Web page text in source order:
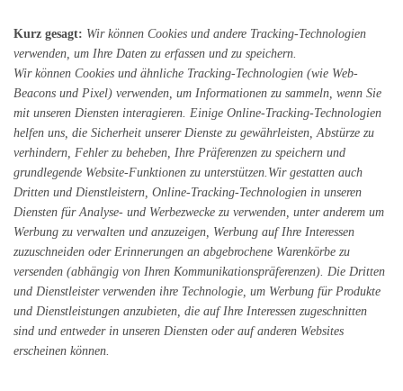
Kurz gesagt: Wir können Cookies und andere Tracking-Technologien
verwenden, um Ihre Daten zu erfassen und zu speichern.
Wir können Cookies und ähnliche Tracking-Technologien (wie Web-
Beacons und Pixel) verwenden, um Informationen zu sammeln, wenn Sie
mit unseren Diensten interagieren. Einige Online-Tracking-Technologien
helfen uns, die Sicherheit unserer Dienste zu gewährleisten, Abstürze zu
verhindern, Fehler zu beheben, Ihre Präferenzen zu speichern und
grundlegende Website-Funktionen zu unterstützen.Wir gestatten auch
Dritten und Dienstleistern, Online-Tracking-Technologien in unseren
Diensten für Analyse- und Werbezwecke zu verwenden, unter anderem um
Werbung zu verwalten und anzuzeigen, Werbung auf Ihre Interessen
zuzuschneiden oder Erinnerungen an abgebrochene Warenkörbe zu
versenden (abhängig von Ihren Kommunikationspräferenzen). Die Dritten
und Dienstleister verwenden ihre Technologie, um Werbung für Produkte
und Dienstleistungen anzubieten, die auf Ihre Interessen zugeschnitten
sind und entweder in unseren Diensten oder auf anderen Websites
erscheinen können.